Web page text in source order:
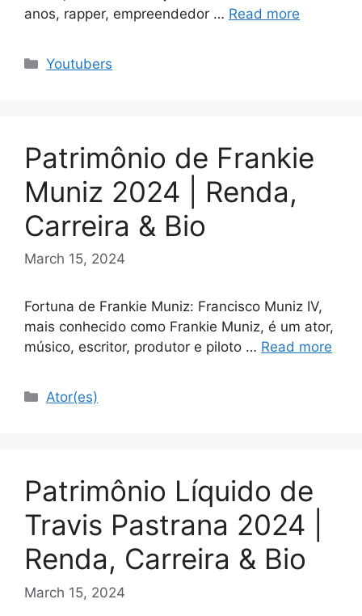
anos, rapper, empreendedor … Read more
Categories
Youtubers
Patrimônio de Frankie
Muniz 2024 | Renda,
Carreira & Bio
March 15, 2024
Fortuna de Frankie Muniz: Francisco Muniz IV,
mais conhecido como Frankie Muniz, é um ator,
músico, escritor, produtor e piloto … Read more
Categories
Ator(es)
Patrimônio Líquido de
Travis Pastrana 2024 |
Renda, Carreira & Bio
March 15, 2024